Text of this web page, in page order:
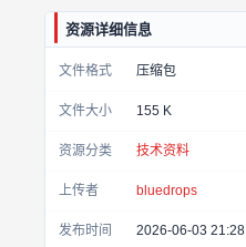
资源详细信息
文件格式 压缩包
文件大小 155 K
资源分类 技术资料
上传者 bluedrops
发布时间 2026-06-03 21:28